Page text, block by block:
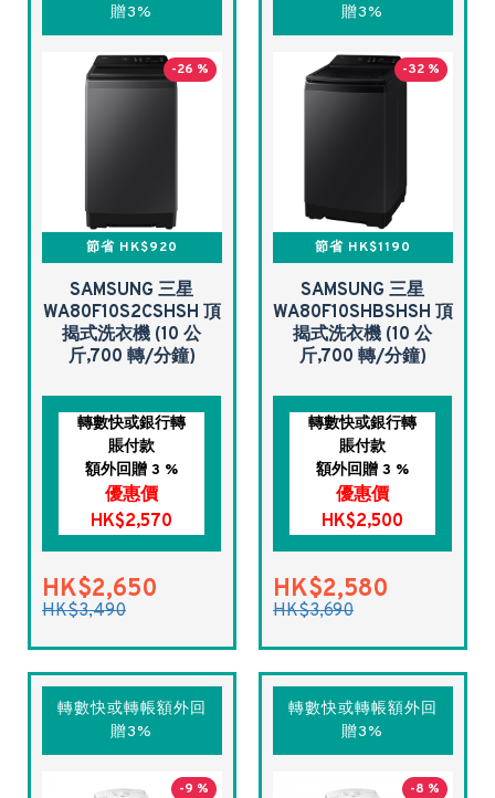
贈3%
-26 %
節省 HK$920
SAMSUNG 三星
WA80F10S2CSHSH 頂
揭式洗衣機 (10 公
斤,700 轉/分鐘)
轉數快或銀行轉
賬付款
額外回贈 3 %
優惠價
HK$2,570
HK$2,650
HK$3,490
贈3%
-32 %
節省 HK$1190
SAMSUNG 三星
WA80F10SHBSHSH 頂
揭式洗衣機 (10 公
斤,700 轉/分鐘)
轉數快或銀行轉
賬付款
額外回贈 3 %
優惠價
HK$2,500
HK$2,580
HK$3,690
轉數快或轉帳額外回
贈3%
-9 %
轉數快或轉帳額外回
贈3%
-8 %